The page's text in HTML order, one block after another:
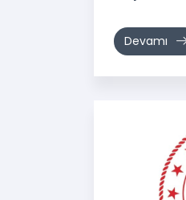
Devamı